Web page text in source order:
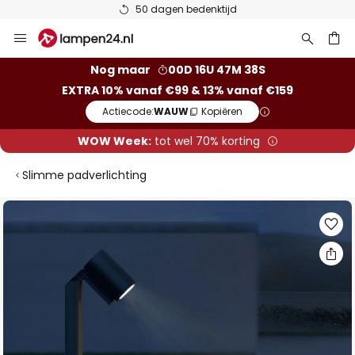
50 dagen bedenktijd
naar
Nog maar
00D 16U 47M 37S
EXTRA 10% vanaf €99 & 13% vanaf €159
Actiecode:WAUW Kopiëren
WOW Week:tot wel 70% korting
Slimme padverlichting
Ga
naar
gallerij